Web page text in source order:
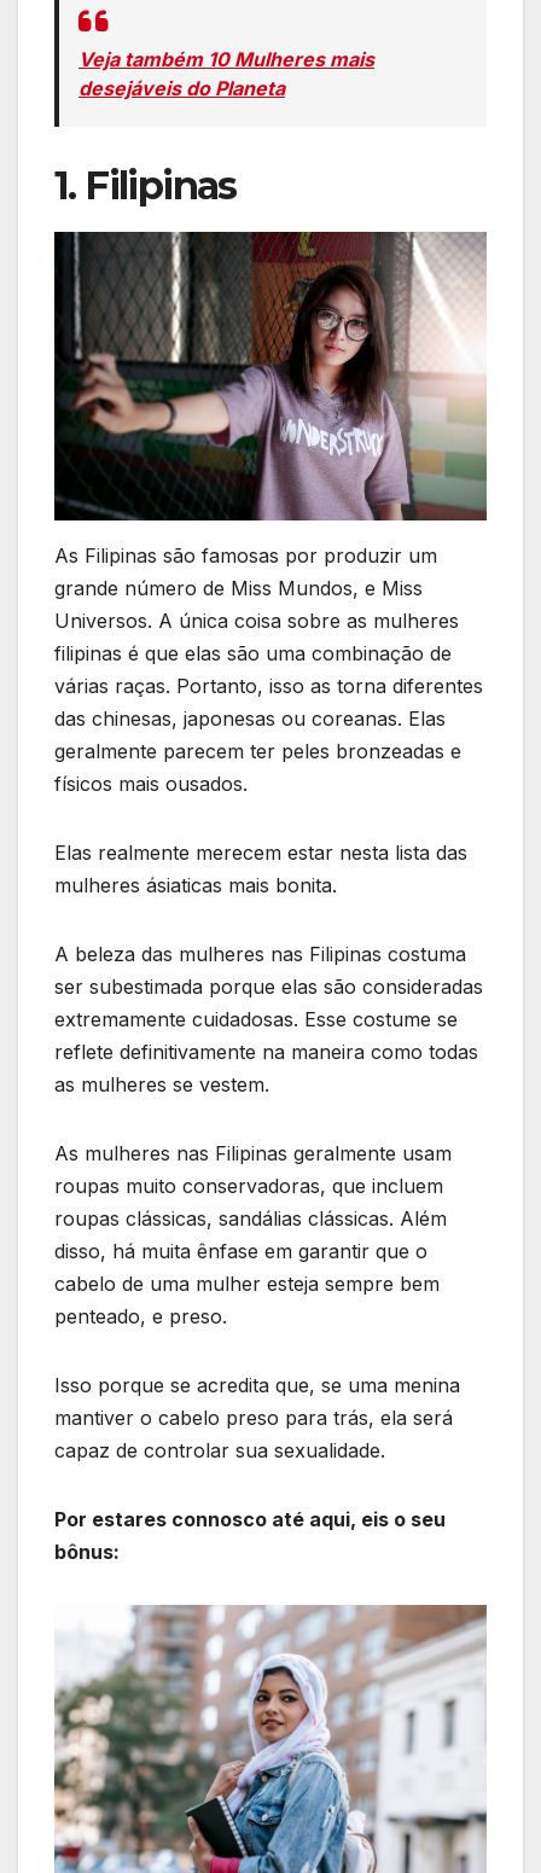
Veja também 10 Mulheres mais
desejáveis do Planeta
1. Filipinas
As Filipinas são famosas por produzir um
grande número de Miss Mundos, e Miss
Universos. A única coisa sobre as mulheres
filipinas é que elas são uma combinação de
várias raças. Portanto, isso as torna diferentes
das chinesas, japonesas ou coreanas. Elas
geralmente parecem ter peles bronzeadas e
físicos mais ousados.
Elas realmente merecem estar nesta lista das
mulheres ásiaticas mais bonita.
A beleza das mulheres nas Filipinas costuma
ser subestimada porque elas são consideradas
extremamente cuidadosas. Esse costume se
reflete definitivamente na maneira como todas
as mulheres se vestem.
As mulheres nas Filipinas geralmente usam
roupas muito conservadoras, que incluem
roupas clássicas, sandálias clássicas. Além
disso, há muita ênfase em garantir que o
cabelo de uma mulher esteja sempre bem
penteado, e preso.
Isso porque se acredita que, se uma menina
mantiver o cabelo preso para trás, ela será
capaz de controlar sua sexualidade.
Por estares connosco até aqui, eis o seu
bônus: